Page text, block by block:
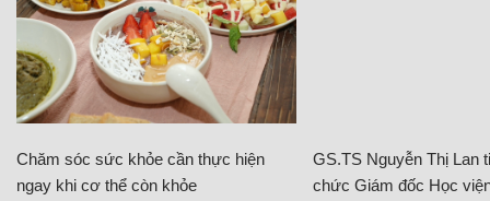
Chăm sóc sức khỏe cần thực hiện
ngay khi cơ thể còn khỏe
GS.TS Nguyễn Thị Lan
chức Giám đốc Học